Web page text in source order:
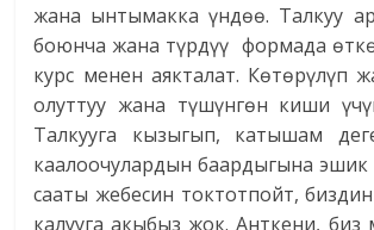
жана ынтымакка үндөө. Талкуу
боюнча жана түрдүү формада
курс менен аякталат. Көтөрүлүп
олуттуу жана түшүнгөн киши
Талкууга кызыгып, катышам
каалоочулардын баардыгына
сааты жебесин токтотпойт,
калууга акыбыз жок. Анткени, биз